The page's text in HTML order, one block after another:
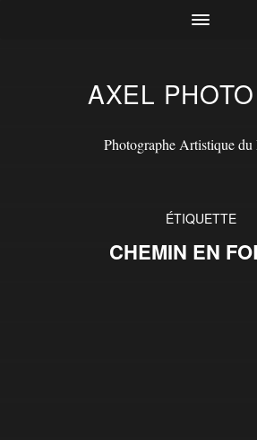
AXEL
Photographe Artistique du
ÉTIQUETTE
CHEMIN EN